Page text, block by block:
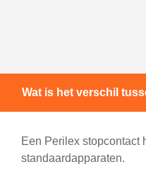
Wat is het verschil
Een Perilex stopcontact
standaardapparaten.